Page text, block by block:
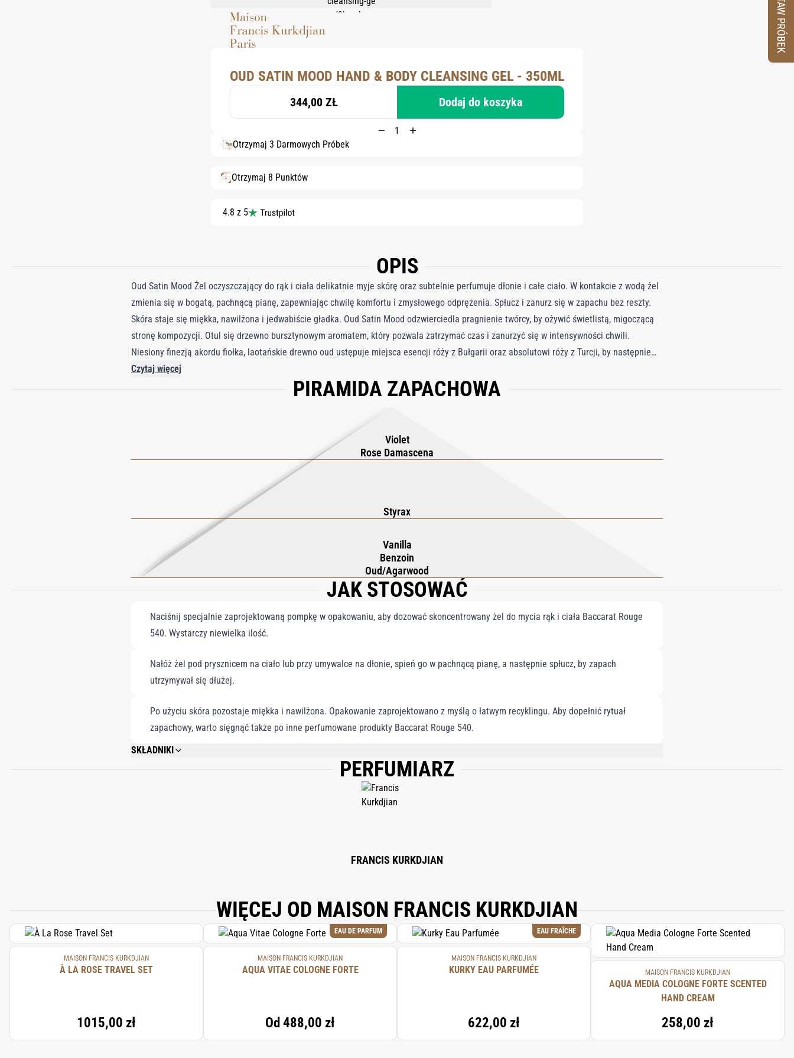
OUD SATIN MOOD HAND & BODY CLEANSING GEL - 350ML
344,00 ZŁ Dodaj do koszyka
Otrzymaj 3 Darmowych Próbek
Otrzymaj 8 Punktów
4.8 z 5
OPIS
Oud Satin Mood Żel oczyszczający do rąk i ciała delikatnie myje skórę oraz subtelnie perfumuje dłonie i całe ciało. W kontakcie z wodą żel
zmienia się w bogatą, pachnącą pianę, zapewniając chwilę komfortu i zmysłowego odprężenia. Spłucz i zanurz się w zapachu bez reszty.
Skóra staje się miękka, nawilżona i jedwabiście gładka. Oud Satin Mood odzwierciedla pragnienie twórcy, by ożywić świetlistą, migoczącą
stronę kompozycji. Otul się drzewno bursztynowym aromatem, który pozwala zatrzymać czas i zanurzyć się w intensywności chwili.
Niesiony finezją akordu fiołka, laotańskie drewno oud ustępuje miejsca esencji róży z Bułgarii oraz absolutowi róży z Turcji, by następnie
połączyć się z głębokim, waniliowo bursztynowym akordem. Elegancka butelka w kultowym, nocnym granacie Oud Satin Mood skrywa żel o
przyjemnej konsystencji, który natychmiast daje skórze uczucie ochrony. Aby przedłużyć ogon zapachu i cieszyć się jeszcze dłużej chwilą
Czytaj więcej
PIRAMIDA ZAPACHOWA
Violet
Rose Damascena
Styrax
Vanilla
Benzoin
Oud/Agarwood
JAK STOSOWAĆ
Naciśnij specjalnie zaprojektowaną pompkę w opakowaniu, aby dozować skoncentrowany żel do mycia rąk i ciała Baccarat Rouge
540. Wystarczy niewielka ilość.
Nałóż żel pod prysznicem na ciało lub przy umywalce na dłonie, spień go w pachnącą pianę, a następnie spłucz, by zapach
utrzymywał się dłużej.
Po użyciu skóra pozostaje miękka i nawilżona. Opakowanie zaprojektowano z myślą o łatwym recyklingu. Aby dopełnić rytuał
zapachowy, warto sięgnąć także po inne perfumowane produkty Baccarat Rouge 540.
SKŁADNIKI
AQUA (WATER); COCAMIDOPROPYL BETAINE; GLYCERIN; DISODIUM COCOYL GLUTAMATE; PARFUM (FRAGRANCE); CETEARETH-60 MYRISTYL GLYCOL; SODIUM
CHLORIDE; SODIUM COCOYL GLUTAMATE; LEVULINIC ACID; CITRIC ACID; ETHYLHEXYLGLYCERIN; CHLORPHENESIN; SODIUM LEVULINATE; ALPHA-ISOMETHYL
IONONE; LINALOOL; CITRONELLOL; GERANIOL; OCTADECYL DI-T-BUTYL-4-HYDROXYHYDROCINNAMATE; TETRASODIUM GLUTAMATE DIACETATE; COUMARIN;
PERFUMIARZ
FRANCIS KURKDJIAN
WIĘCEJ OD MAISON FRANCIS KURKDJIAN
MAISON FRANCIS KURKDJIAN
À LA ROSE TRAVEL SET
1015,00 zł
EAU DE PARFUM
MAISON FRANCIS KURKDJIAN
AQUA VITAE COLOGNE FORTE
Od 488,00 zł
EAU FRAÎCHE
MAISON FRANCIS KURKDJIAN
KURKY EAU PARFUMÉE
622,00 zł
MAISON FRANCIS KURKDJIAN
AQUA MEDIA COLOGNE FORTE SCENTED
HAND CREAM
258,00 zł
ZESTAW PRÓBEK